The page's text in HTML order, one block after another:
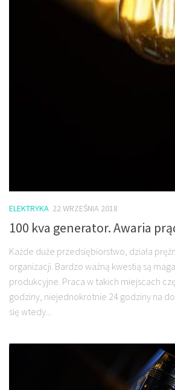
ELEKTRYKA 22 WRZEŚNIA 2018
100 kva generator. Awaria
Każde duże przedsiębiorstwo, działa
organizacji. Bardzo ważną kwestią są
produkcyjne. Praca w takich miejscach
godziny, niejednokrotnie 24 godziny na
się wtedy...